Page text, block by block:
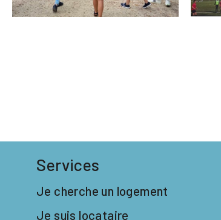
Services
Je cherche un logement
Je suis locataire